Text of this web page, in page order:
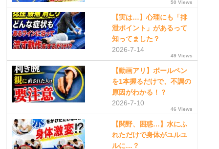
50 Views
【実は…】心理にも「排
泄ポイント」があるって
知ってました？
2026-7-14
49 Views
【動画アリ】ボールペン
を1本握るだけで、不調の
原因がわかる！？
2026-7-10
46 Views
【関野、困惑…】水にふ
れただけで身体がユルユ
ルに…？